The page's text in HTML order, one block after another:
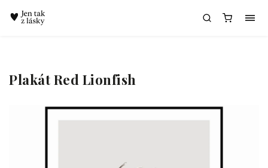
Plakát Red Lionfish